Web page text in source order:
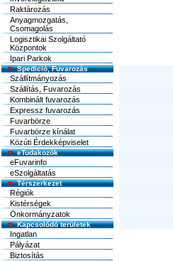
Raktározás
Anyagmozgatás,
Csomagolás
Logisztikai Szolgáltató
Központok
Ipari Parkok
Spedició, Fuvarozás
Szállítmányozás
Szállítás, Fuvarozás
Kombinált fuvarozás
Expressz fuvarozás
Fuvarbörze
Fuvarbörze kínálat
Közúti Érdekképviselet
eTudakozók
eFuvarinfo
eSzolgáltatás
Térszerkezet
Régiók
Kistérségek
Önkormányzatok
Kapcsolódó területek
Ingatlan
Pályázat
Biztosítás